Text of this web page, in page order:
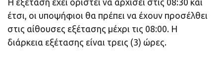
Η εξέταση έχει οριστεί να αρχίσει στις 08:30 και
έτσι, οι υποψήφιοι θα πρέπει να έχουν προσέλθει
στις αίθουσες εξέτασης μέχρι τις 08:00. Η
διάρκεια εξέτασης είναι τρεις (3) ώρες.